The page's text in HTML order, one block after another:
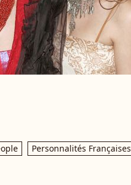
Personnalités Françaises